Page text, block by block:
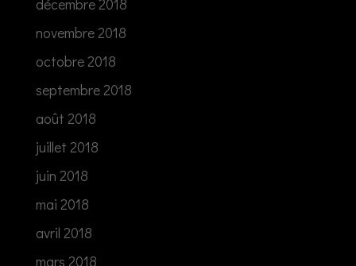
novembre 2018
octobre 2018
septembre 2018
août 2018
juillet 2018
juin 2018
mai 2018
avril 2018
mars 2018